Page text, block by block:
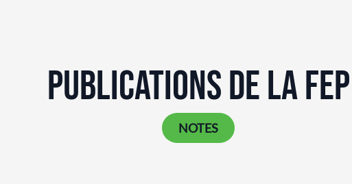
PUBLICATIONS DE LA FEP
NOTES